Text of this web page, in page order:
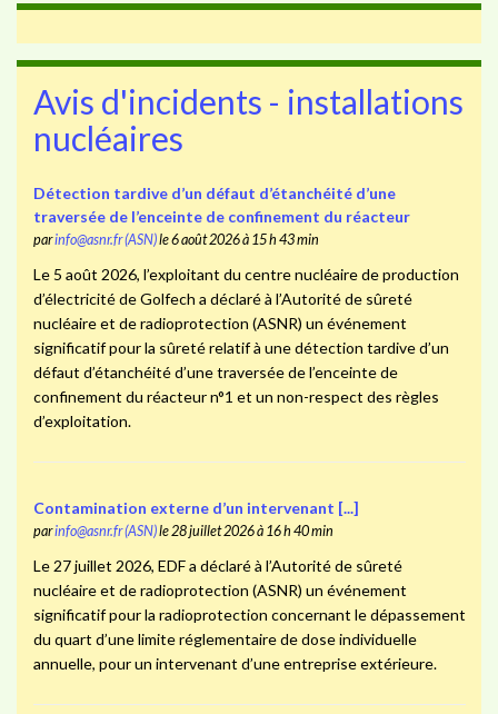
Avis d'incidents - installations
nucléaires
Détection tardive d’un défaut d’étanchéité d’une
traversée de l’enceinte de confinement du réacteur
parinfo@asnr.fr (ASN)le 6 août 2026 à 15 h 43 min
Le 5 août 2026, l’exploitant du centre nucléaire de production
d’électricité de Golfech a déclaré à l’Autorité de sûreté
nucléaire et de radioprotection (ASNR) un événement
significatif pour la sûreté relatif à une détection tardive d’un
défaut d’étanchéité d’une traversée de l’enceinte de
confinement du réacteur n°1 et un non-respect des règles
d’exploitation.
Contamination externe d’un intervenant [...]
parinfo@asnr.fr (ASN)le 28 juillet 2026 à 16 h 40 min
Le 27 juillet 2026, EDF a déclaré à l’Autorité de sûreté
nucléaire et de radioprotection (ASNR) un événement
significatif pour la radioprotection concernant le dépassement
du quart d’une limite réglementaire de dose individuelle
annuelle, pour un intervenant d’une entreprise extérieure.